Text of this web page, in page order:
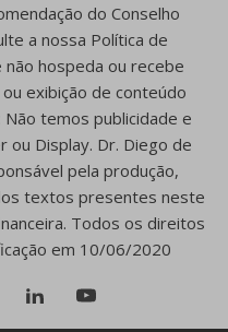
do Conselho
a nossa Política de
hospeda ou recebe
exibição de conteúdo
Não temos publicidade e
ou Display. Dr. Diego de
pela produção,
textos presentes neste
Todos os direitos
em 10/06/2020